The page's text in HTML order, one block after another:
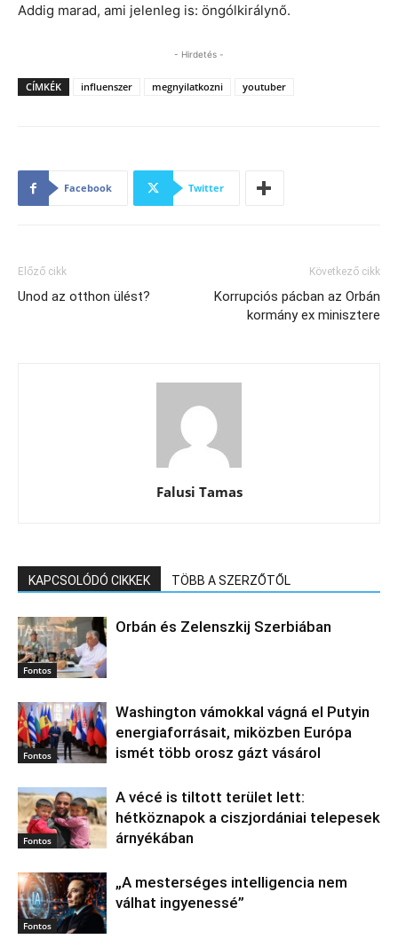
Addig marad, ami jelenleg is: öngólkirálynő.
- Hirdetés -
CÍMKÉK influenszer megnyilatkozni youtuber
Facebook Twitter
Előző cikk
Unod az otthon ülést?
Következő cikk
Korrupciós pácban az Orbán
kormány ex minisztere
Falusi Tamas
KAPCSOLÓDÓ CIKKEK TÖBB A SZERZŐTŐL
Fontos
Orbán és Zelenszkij Szerbiában
Fontos
Washington vámokkal vágná el Putyin
energiaforrásait, miközben Európa
ismét több orosz gázt vásárol
Fontos
A vécé is tiltott terület lett:
hétköznapok a ciszjordániai telepesek
árnyékában
Fontos
„A mesterséges intelligencia nem
válhat ingyenessé”